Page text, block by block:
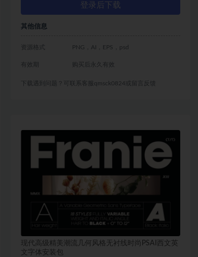
登录后下载
其他信息
资源格式 PNG，AI，EPS，psd
有效期 购买后永久有效
下载遇到问题？可联系客服qmsck0824或留言反馈
现代高级精美潮流几何风格无衬线时尚PSAI西文英
文字体安装包